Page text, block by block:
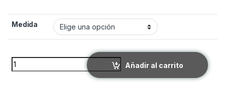
Medida
SONDAS NASOGASTRICA K quantity
Añadir al carrito